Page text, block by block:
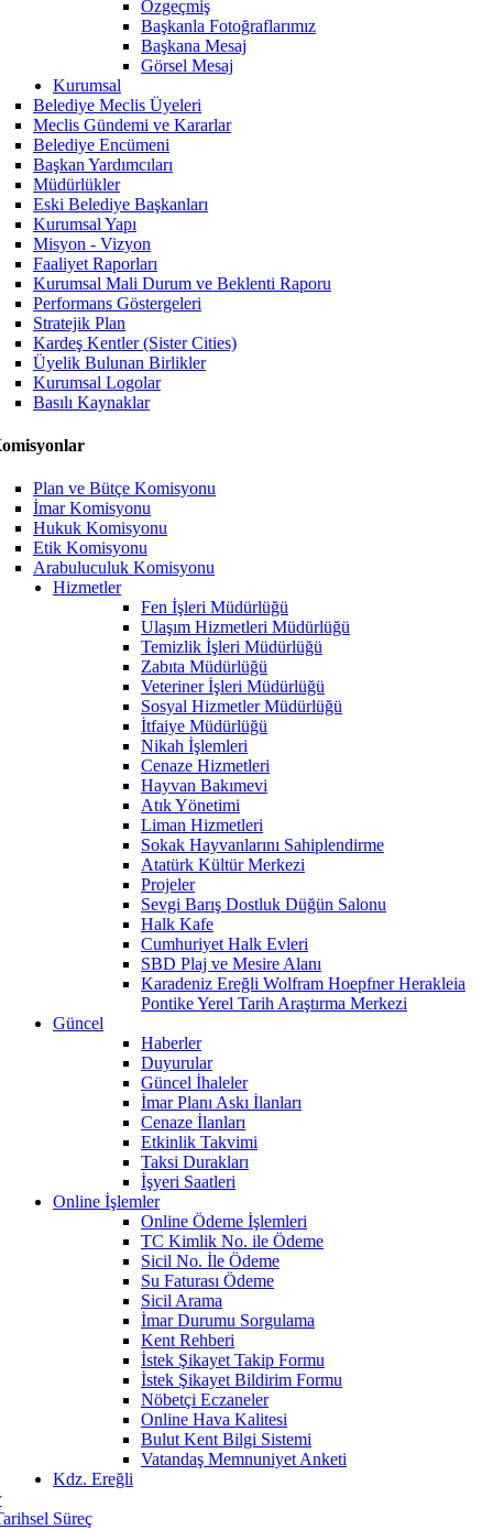
Özgeçmiş
Başkanla Fotoğraflarımız
Başkana Mesaj
Görsel Mesaj
Kurumsal
Belediye Meclis Üyeleri
Meclis Gündemi ve Kararlar
Belediye Encümeni
Başkan Yardımcıları
Müdürlükler
Eski Belediye Başkanları
Kurumsal Yapı
Misyon - Vizyon
Faaliyet Raporları
Kurumsal Mali Durum ve Beklenti Raporu
Performans Göstergeleri
Stratejik Plan
Kardeş Kentler (Sister Cities)
Üyelik Bulunan Birlikler
Kurumsal Logolar
Basılı Kaynaklar
Plan ve Bütçe Komisyonu
İmar Komisyonu
Hukuk Komisyonu
Etik Komisyonu
Arabuluculuk Komisyonu
Hizmetler
Fen İşleri Müdürlüğü
Ulaşım Hizmetleri Müdürlüğü
Temizlik İşleri Müdürlüğü
Zabıta Müdürlüğü
Veteriner İşleri Müdürlüğü
Sosyal Hizmetler Müdürlüğü
İtfaiye Müdürlüğü
Nikah İşlemleri
Cenaze Hizmetleri
Hayvan Bakımevi
Atık Yönetimi
Liman Hizmetleri
Sokak Hayvanlarını Sahiplendirme
Atatürk Kültür Merkezi
Projeler
Sevgi Barış Dostluk Düğün Salonu
Halk Kafe
Cumhuriyet Halk Evleri
SBD Plaj ve Mesire Alanı
Karadeniz Ereğli Wolfram Hoepfner Herakleia
Pontike Yerel Tarih Araştırma Merkezi
Güncel
Haberler
Duyurular
Güncel İhaleler
İmar Planı Askı İlanları
Cenaze İlanları
Etkinlik Takvimi
Taksi Durakları
İşyeri Saatleri
Online İşlemler
Online Ödeme İşlemleri
TC Kimlik No. ile Ödeme
Sicil No. İle Ödeme
Su Faturası Ödeme
Sicil Arama
İmar Durumu Sorgulama
Kent Rehberi
İstek Şikayet Takip Formu
İstek Şikayet Bildirim Formu
Nöbetçi Eczaneler
Online Hava Kalitesi
Bulut Kent Bilgi Sistemi
Vatandaş Memnuniyet Anketi
Kdz. Ereğli
Süreç